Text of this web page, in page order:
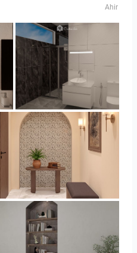
Ahir
Collen_Bathroom
AISYA_HALLWAY